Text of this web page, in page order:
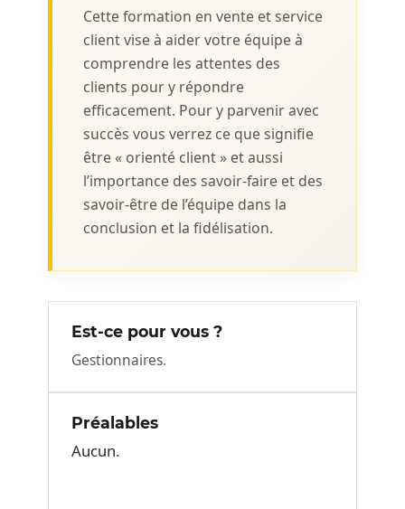
Cette formation en vente et service
client vise à aider votre équipe à
comprendre les attentes des
clients pour y répondre
efficacement. Pour y parvenir avec
succès vous verrez ce que signifie
être « orienté client » et aussi
l’importance des savoir-faire et des
savoir-être de l’équipe dans la
conclusion et la fidélisation.
Est-ce pour vous ?
Gestionnaires.
Préalables
Aucun.